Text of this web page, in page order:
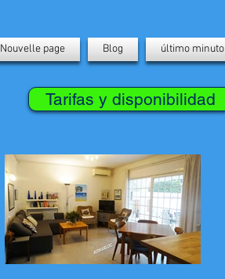
Nouvelle page Blog último minuto
Tarifas y disponibilidad